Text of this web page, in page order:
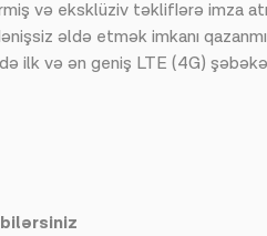
və eksklüziv təkliflərə imza
əldə etmək imkanı
ilk və ən geniş LTE (4G)
bilərsiniz